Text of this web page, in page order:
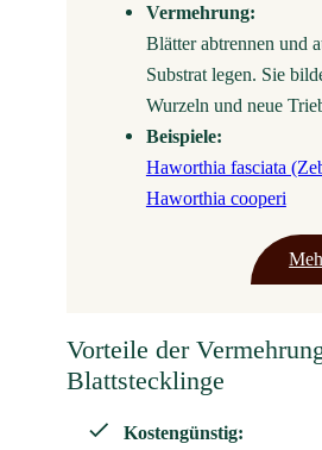
Vermehrung:
Blätter abtrennen und
Substrat legen. Sie
Wurzeln und neue
Beispiele:
Haworthia fasciata
Haworthia cooperi
Vorteile der
Blattstecklinge
Kostengünstig: